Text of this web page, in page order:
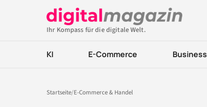
Ihr Kompass für die digitale Welt.
KI E-Commerce Business
Startseite/E-Commerce & Handel